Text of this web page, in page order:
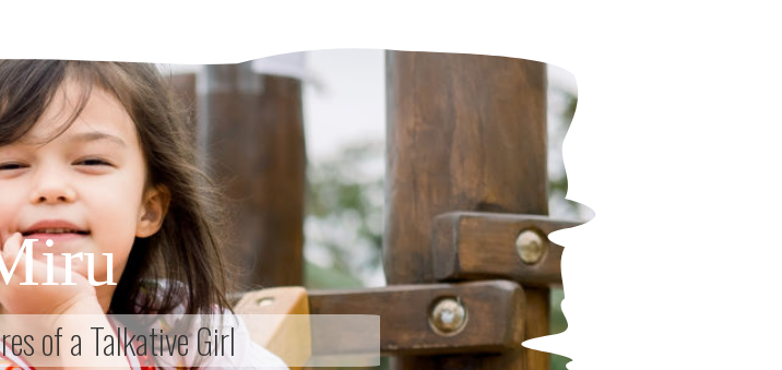
of a Talkative Girl